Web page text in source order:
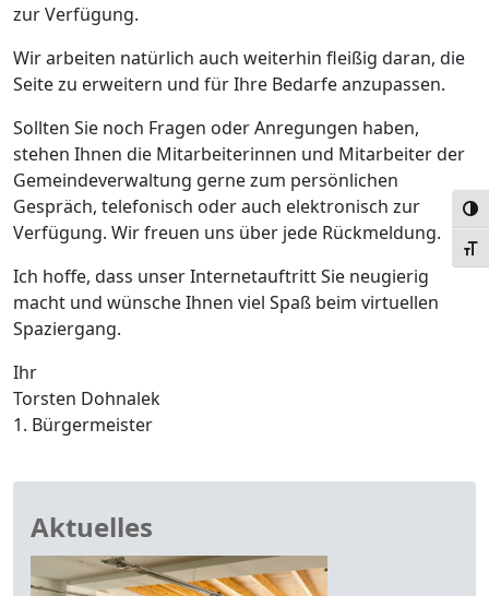
zur Verfügung.
Wir arbeiten natürlich auch weiterhin fleißig daran, die
Seite zu erweitern und für Ihre Bedarfe anzupassen.
Sollten Sie noch Fragen oder Anregungen haben,
stehen Ihnen die Mitarbeiterinnen und Mitarbeiter der
Gemeindeverwaltung gerne zum persönlichen
Gespräch, telefonisch oder auch elektronisch zur
Verfügung. Wir freuen uns über jede Rückmeldung.
Ich hoffe, dass unser Internetauftritt Sie neugierig
macht und wünsche Ihnen viel Spaß beim virtuellen
Spaziergang.
Ihr
Torsten Dohnalek
1. Bürgermeister
Aktuelles